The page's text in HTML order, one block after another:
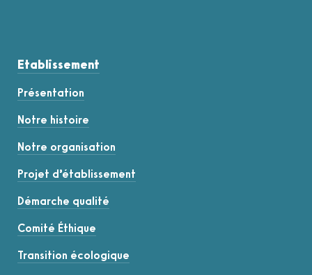
Etablissement
Présentation
Notre histoire
Notre organisation
Projet d’établissement
Démarche qualité
Comité Éthique
Transition écologique